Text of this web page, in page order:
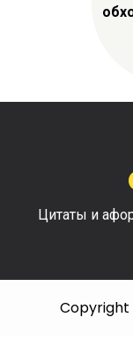
Цитаты и
Copyright